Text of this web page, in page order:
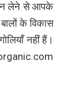
लेने से आपके
के विकास
नहीं हैं।